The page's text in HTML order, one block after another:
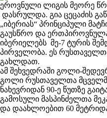
ეროვნული ლიგის მეორე
დასრულდა. გია ცეცაძის
„იბერიას“ პრინციპული
გაუსწრო და
იბერიელებს მე-7 ტურის
პირველობა. ეს რუსთაველთა
გახლდათ.
ამ შეხვედრაში გოლი-
გოლი რუსთაველთა
ნახევრიდან 90-ე წუთზე
გამოსული მასპინძელთა
და დაახლოებით 60